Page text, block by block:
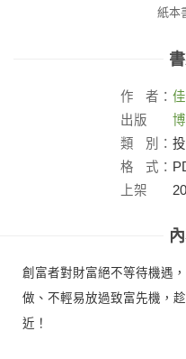
紙本
作 者：
出版
社：
類
別：
格
式：
上架
創富者對財富絕不等待機遇
做、不輕易放過致富先機，
近！